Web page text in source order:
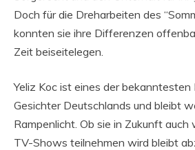
Doch für die Dreharbeiten des
konnten sie ihre Differenzen
Zeit beiseitelegen.
Yeliz Koc ist eines der
Gesichter Deutschlands und bleibt
Rampenlicht. Ob sie in Zukunft
TV-Shows teilnehmen wird bleibt